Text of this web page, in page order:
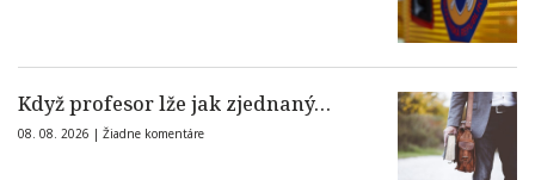
Když profesor lže jak zjednaný…
08. 08. 2026 | Žiadne komentáre